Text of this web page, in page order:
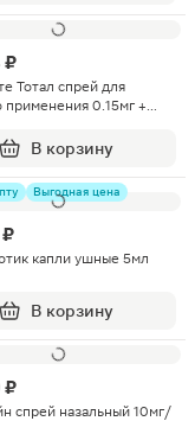
₽
Тотал спрей для
применения 0.15мг +
В корзину
Выгодная цена
капли ушные 5мл
В корзину
₽
спрей назальный 10мг/